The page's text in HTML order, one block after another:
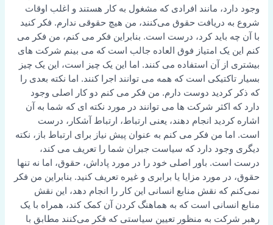
وجود دارد، مانند افرادی که مشغول به کار هستند و اغلب اوقات
شروع به دریافت حقوق می‌کنند، من هیچ حقوقی ندارم. فکر کنید
با آن چه باید کرد، درست است. بنابراین فکر می کنم، من فکر می
کنم این یک امتیاز فوق العاده جالب است که می بینم شرکت های
بیشتری از آن استفاده می کنند. اما این یک چیز است، این یک چیز
بسیار تاکتیکی است که همه می توانند اجرا کنند. اما نکته بعدی را
که ذکر کردید دوست دارم. من فکر می کنم دو کار اصلی وجود
دارد که اکثر شرکت ها می توانند در مورد نکته ای که شما به آن
اشاره کردید انجام دهند، یعنی ارتباط، ارتباط آشکار، درست
است. اما من فکر می کنم به عنوان پیش نیاز برای ارتباط باز، نکته
دیگری وجود دارد که سیاست جبران شما را تعریف می کند،
درست است. باور اصلی خود را در مورد پاداش، حقوق، اما نه تنها
حقوق، در مورد مزایا یا برابری و غیره تعریف کنید. بنابراین من فکر
نمی‌کنم که نقش منابع انسانی این کار را انجام دهد، این نقش
منابع انسانی است که به هماهنگ کردن آن کمک کند، همراه با یک
رهبر شرکت به منظور تعیین سیاستی که فکر می‌کنند مطابق با